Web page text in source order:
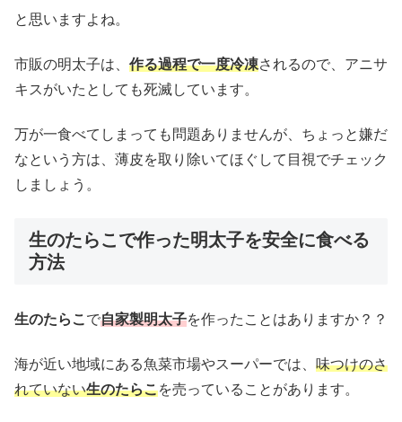
と思いますよね。
市販の明太子は、 作る過程で一度冷凍されるので、アニサ
キスがいたとしても死滅しています。
万が一食べてしまっても問題ありませんが、ちょっと嫌だ
なという方は、薄皮を取り除いてほぐして目視でチェック
しましょう。
生のたらこで作った明太子を安全に食べる
方法
生のたらこ で自家製明太子を作ったことはありますか？？
海が近い地域にある魚菜市場やスーパーでは、 味つけのさ
れていない生のたらこを売っていることがあります。